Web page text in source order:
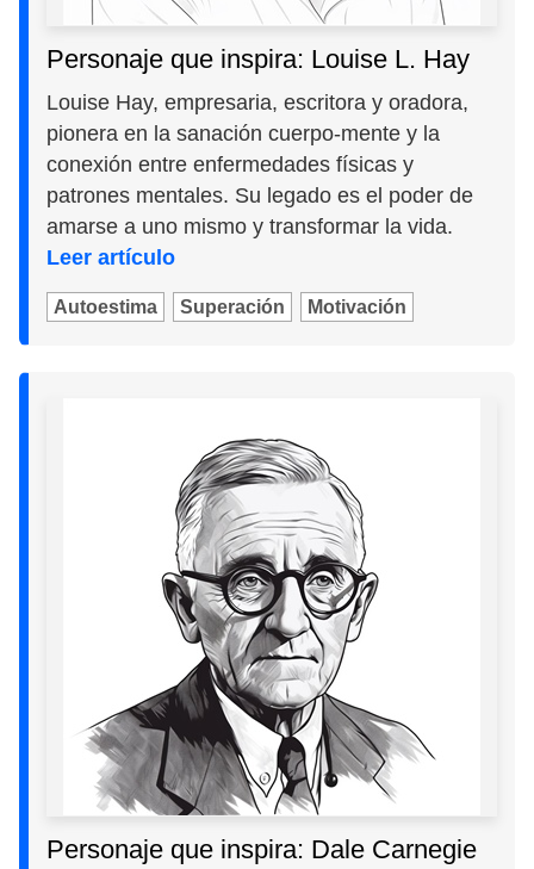
Personaje que inspira: Louise L. Hay
Louise Hay, empresaria, escritora y oradora,
pionera en la sanación cuerpo-mente y la
conexión entre enfermedades físicas y
patrones mentales. Su legado es el poder de
amarse a uno mismo y transformar la vida.
Leer artículo
Autoestima Superación Motivación
Personaje que inspira: Dale Carnegie